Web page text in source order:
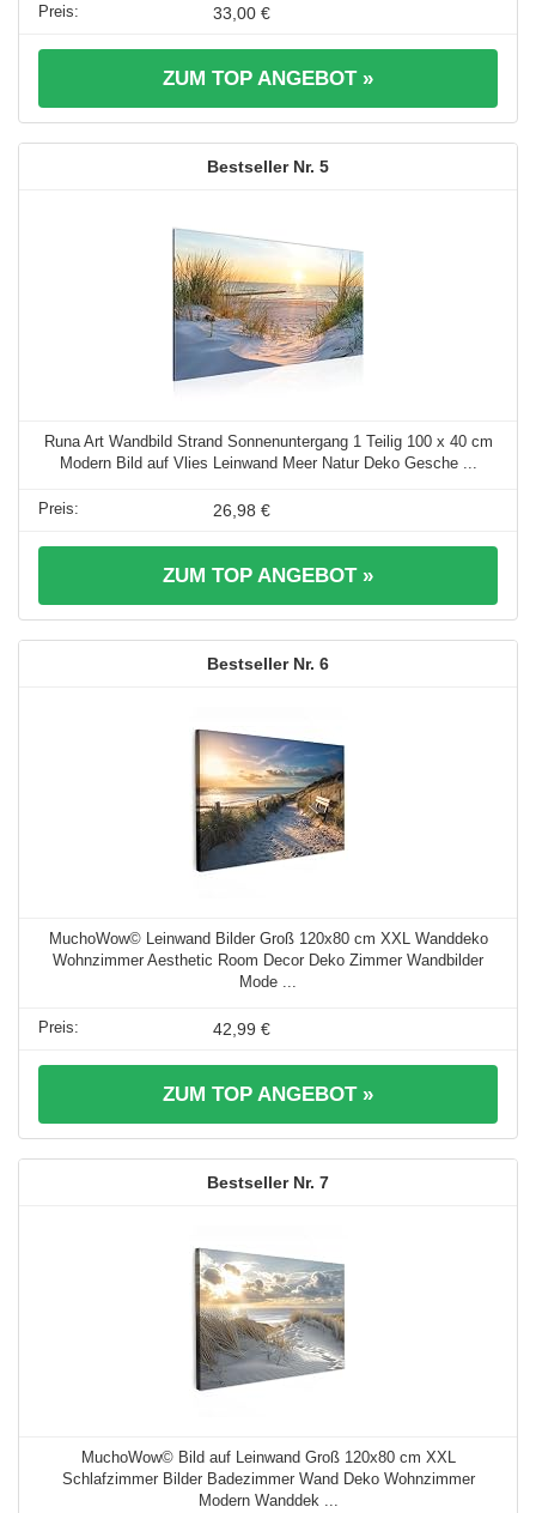
33,00 €
ZUM TOP ANGEBOT »
5
Runa Art Wandbild Strand Sonnenuntergang 1 Teilig 100 x 40 cm
Modern Bild auf Vlies Leinwand Meer Natur Deko Gesche ...
26,98 €
ZUM TOP ANGEBOT »
6
MuchoWow© Leinwand Bilder Groß 120x80 cm XXL Wanddeko
Wohnzimmer Aesthetic Room Decor Deko Zimmer Wandbilder
Mode ...
42,99 €
ZUM TOP ANGEBOT »
7
MuchoWow© Bild auf Leinwand Groß 120x80 cm XXL
Schlafzimmer Bilder Badezimmer Wand Deko Wohnzimmer
Modern Wanddek ...